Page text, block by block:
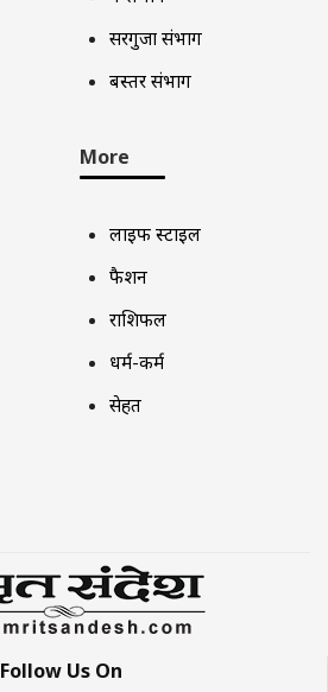
सरगुजा संभाग
बस्तर संभाग
More
लाइफ स्टाइल
फैशन
राशिफल
धर्म-कर्म
सेहत
Follow Us On